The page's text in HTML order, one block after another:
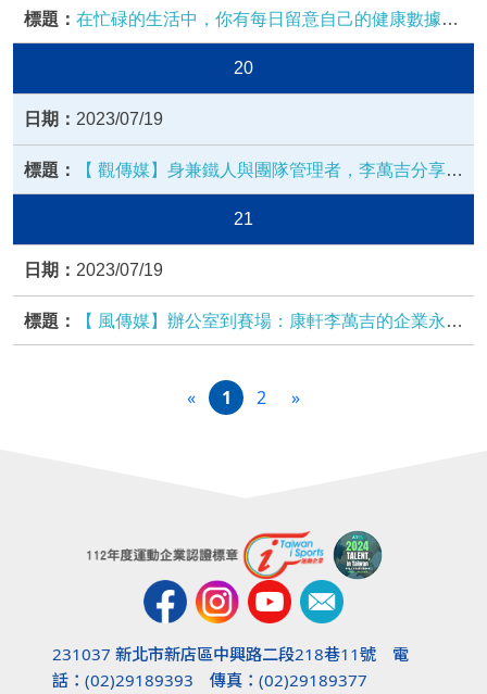
在忙碌的生活中，你有每日留意自己的健康數據
嗎？
20
2023/07/19
【 觀傳媒】身兼鐵人與團隊管理者，李萬吉分享康
軒永續治理學(李嘉報導)
21
2023/07/19
【 風傳媒】辦公室到賽場：康軒李萬吉的企業永續
經營學(陳品嘉 報導)
« 1 2 »
231037 新北市新店區中興路二段218巷11號 電
話：(02)29189393 傳真：(02)29189377